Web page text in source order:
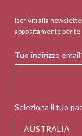
Iscriviti alla
appositamente per te
Tuo indirizzo
Seleziona il tuo